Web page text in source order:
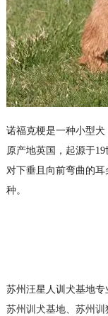
诺福克梗是一种小型
原产地英国，起源于
对下垂且向前弯曲的
种。
苏州汪星人训犬基地专
苏州训犬基地、 苏州训